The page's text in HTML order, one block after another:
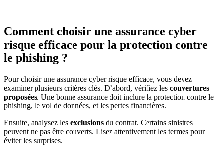
Comment choisir une assurance cyber
risque efficace pour la protection contre
le phishing ?
Pour choisir une assurance cyber risque efficace, vous devez
examiner plusieurs critères clés. D’abord, vérifiez les couvertures
proposées. Une bonne assurance doit inclure la protection contre le
phishing, le vol de données, et les pertes financières.
Ensuite, analysez les exclusions du contrat. Certains sinistres
peuvent ne pas être couverts. Lisez attentivement les termes pour
éviter les surprises.